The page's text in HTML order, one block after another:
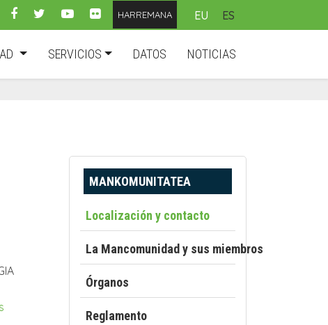
HARREMANA EU ES
SERVICIOS DATOS NOTICIAS
MANKOMUNITATEA
Localización y contacto
La Mancomunidad y sus miembros
Órganos
Reglamento